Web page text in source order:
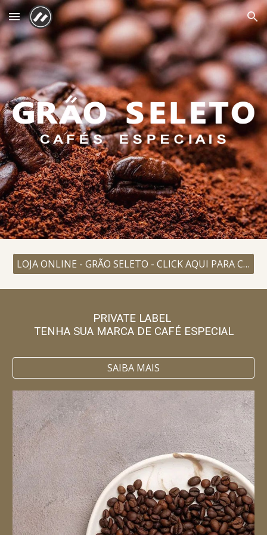
Skip to main content Skip to navigation
LOJA ONLINE - GRÃO SELETO - CLICK AQUI PARA COMPRAR CAFÉS ESPECIAIS E ACESSÓRIOS
PRIVATE LABEL
TENHA SUA MARCA DE CAFÉ ESPECIAL
SAIBA MAIS